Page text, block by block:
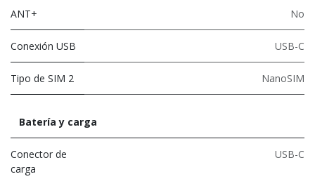
ANT+ No
Conexión USB USB-C
Tipo de SIM 2 NanoSIM
Batería y carga
Conector de
carga
USB-C